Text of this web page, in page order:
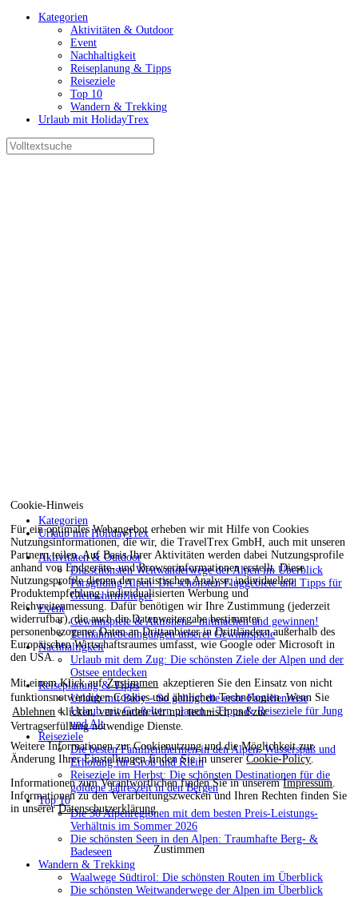
Cookie-Hinweis
Für ein optimales Webangebot erheben wir mit Hilfe von Cookies
Nutzungsinformationen, die wir, die TravelTrex GmbH, auch mit unseren
Partnern teilen. Auf Basis Ihrer Aktivitäten werden dabei Nutzungsprofile
anhand von Endgeräte- und Browserinformationen erstellt. Diese
Nutzungsprofile dienen der statistischen Analyse, individuellen
Produktempfehlung, individualisierten Werbung und
Reichweitenmessung. Dafür benötigen wir Ihre Zustimmung (jederzeit
widerrufbar), die auch die Datenweitergabe bestimmter
personenbezogener Daten an Drittanbieter in Drittländern außerhalb des
Europäischen Wirtschaftsraumes umfasst, wie Google oder Microsoft in
den USA.
Mit einem Klick aufZustimmen akzeptieren Sie den Einsatz von nicht
funktionsnotwendigen Cookies und ähnlichen Technologien. Wenn Sie
Ablehnen klicken, verwenden wir nur technisch und zur
Vertragserfüllung notwendige Dienste.
Weitere Informationen zur Cookienutzung und die Möglichkeit zur
Änderung Ihrer Einstellungen finden Sie in unsererCookie-Policy.
Informationen zum Verantwortlichen finden Sie in unseremImpressum
Informationen zu den Verarbeitungszwecken und Ihren Rechten finden Sie
in unsererDatenschutzerklärung
Zustimmen
Kategorien
Aktivitäten & Outdoor
Event
Nachhaltigkeit
Reiseplanung & Tipps
Reiseziele
Top 10
Wandern & Trekking
Urlaub mit HolidayTrex
Kategorien
Urlaub mit HolidayTrex
Aktivitäten & Outdoor
Die schönsten Weitwanderwege der Alpen im Überblick
Paragliding Alpen: Die schönsten Fluggebiete und Tipps für
Gleitschirmflieger
Event
Gewinnspiele & Aktionen – mitmachen und gewinnen!
Teilnahmebedingungen unserer Gewinnspiele
Nachhaltigkeit
Urlaub mit dem Zug: Die schönsten Ziele der Alpen und der
Ostsee entdecken
Reiseplanung & Tipps
Urlaub mit Baby - So gelingt die erste Familienreise
Urlaub mit Großeltern planen – Tipps & Reiseziele für Jung
und Alt
Reiseziele
Die besten Familienthermen in den Alpen: Wasserspaß und
Erholung für Groß und Klein
Reiseziele im Herbst: Die schönsten Destinationen für die
goldene Jahreszeit in den Bergen
Top 10
Die 30 Alpenregionen mit dem besten Preis-Leistungs-
Verhältnis im Sommer 2026
Die schönsten Seen in den Alpen: Traumhafte Berg- &
Badeseen
Wandern & Trekking
Waalwege Südtirol: Die schönsten Routen im Überblick
Die schönsten Weitwanderwege der Alpen im Überblick